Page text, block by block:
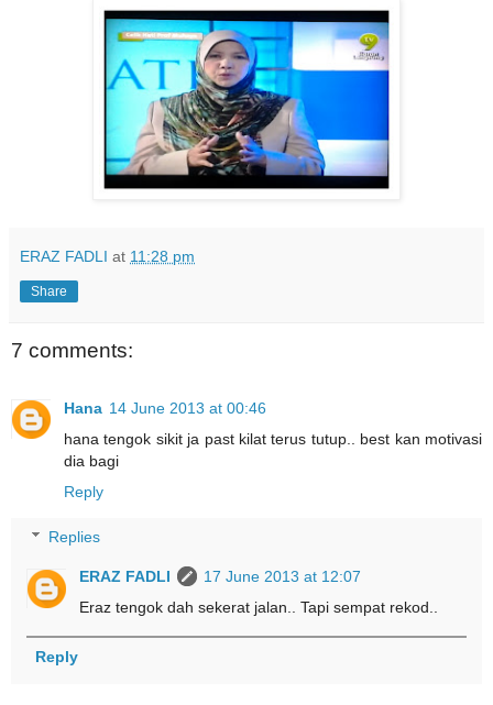
ERAZ FADLI at 11:28 pm
Share
7 comments:
Hana 14 June 2013 at 00:46
hana tengok sikit ja past kilat terus tutup.. best kan motivasi
dia bagi
Reply
Replies
ERAZ FADLI
17 June 2013 at 12:07
Eraz tengok dah sekerat jalan.. Tapi sempat rekod..
Reply